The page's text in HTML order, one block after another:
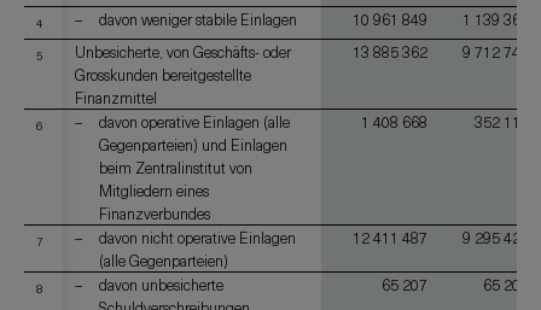
4 davon weniger stabile Einlagen 10 961 849 1 139 368
5
Unbesicherte, von Geschäfts- oder
Grosskunden bereitgestellte
Finanzmittel
13 885 362 9 712 745
6
davon operative Einlagen (alle
Gegenparteien) und Einlagen
beim Zentralinstitut von
Mitgliedern eines
Finanzverbundes
1 408 668 352 113
7
davon nicht operative Einlagen
(alle Gegenparteien)
12 411 487 9 295 424
8
davon unbesicherte
65 207 65 207